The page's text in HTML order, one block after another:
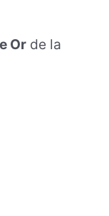
Or de la